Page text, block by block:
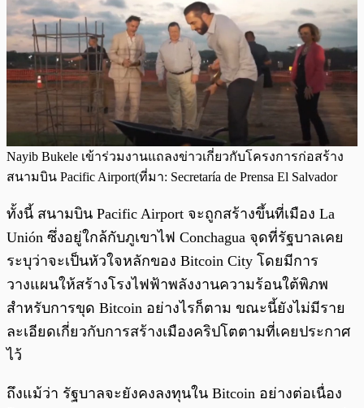
Nayib Bukele เข้าร่วมงานแถลงข่าวเกี่ยวกับโครงการก่อสร้าง
สนามบิน Pacific Airport(ที่มา: Secretaría de Prensa El Salvador
ทั้งนี้ สนามบิน Pacific Airport จะถูกสร้างขึ้นที่เมือง La
Unión ซึ่งอยู่ใกล้กับภูเขาไฟ Conchagua จุดที่รัฐบาลเคย
ระบุว่าจะเป็นหัวใจหลักของ Bitcoin City โดยมีการ
วางแผนให้สร้างโรงไฟฟ้าพลังงานความร้อนใต้พิภพ
สำหรับการขุด Bitcoin อย่างไรก็ตาม ขณะนี้ยังไม่มีราย
ละเอียดเกี่ยวกับการสร้างเมืองคริปโตตามที่เคยประกาศ
ไว้
ถึงแม้ว่า รัฐบาลจะยังคงลงทุนใน Bitcoin อย่างต่อเนื่อง